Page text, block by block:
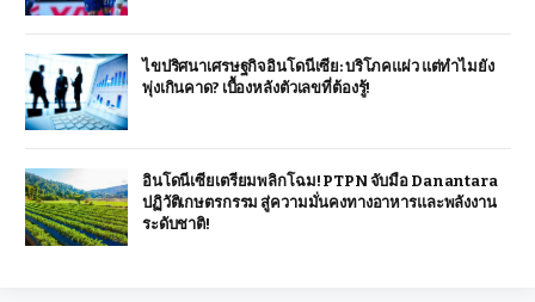
ไขปริศนาเศรษฐกิจอินโดนีเซีย: บริโภคแผ่ว แต่ทำไมยัง
พุ่งเกินคาด? เบื้องหลังตัวเลขที่ต้องรู้!
อินโดนีเซียเตรียมพลิกโฉม! PTPN จับมือ Danantara
ปฏิวัติเกษตรกรรม สู่ความมั่นคงทางอาหารและพลังงาน
ระดับชาติ!